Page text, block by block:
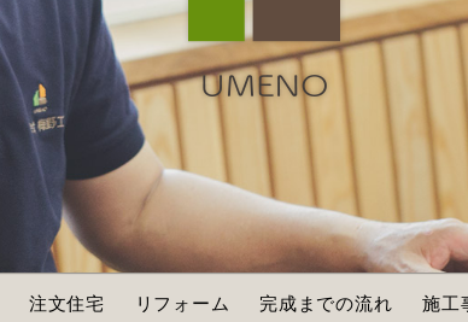
注文住宅 リフォーム 完成までの流れ 施工